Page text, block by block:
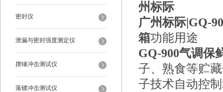
密封仪
泄漏与密封强度测定仪
摆锤冲击测试仪
落镖冲击测试仪
州标际
广州标际|GQ-
箱功能用途
GQ-900气调保
子、熟食等贮
子技术自动控